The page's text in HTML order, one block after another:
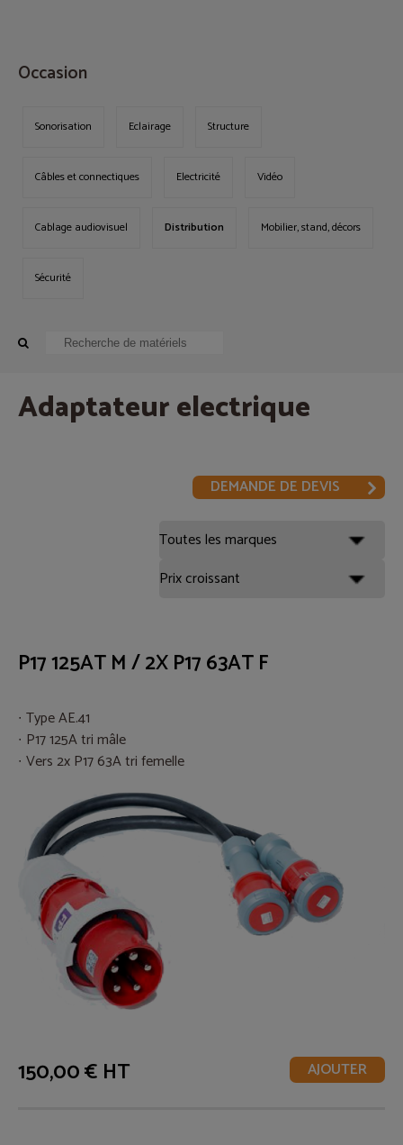
Occasion
Sonorisation Eclairage Structure
Câbles et connectiques Electricité Vidéo
Cablage audiovisuel Distribution Mobilier, stand, décors
Sécurité
Adaptateur electrique
DEMANDE DE DEVIS
P17 125AT M / 2X P17 63AT F
Type AE.41
P17 125A tri mâle
Vers 2x P17 63A tri femelle
150,00 € HT AJOUTER